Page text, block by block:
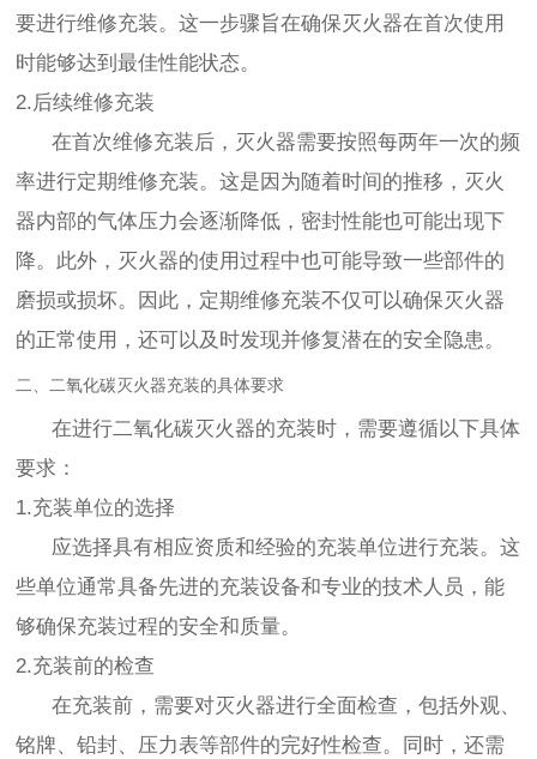
要进行维修充装。这一步骤旨在确保灭火器在首次使用
时能够达到最佳性能状态。
2.后续维修充装
在首次维修充装后，灭火器需要按照每两年一次的频
率进行定期维修充装。这是因为随着时间的推移，灭火
器内部的气体压力会逐渐降低，密封性能也可能出现下
降。此外，灭火器的使用过程中也可能导致一些部件的
磨损或损坏。因此，定期维修充装不仅可以确保灭火器
的正常使用，还可以及时发现并修复潜在的安全隐患。
二、二氧化碳灭火器充装的具体要求
在进行二氧化碳灭火器的充装时，需要遵循以下具体
要求：
1.充装单位的选择
应选择具有相应资质和经验的充装单位进行充装。这
些单位通常具备先进的充装设备和专业的技术人员，能
够确保充装过程的安全和质量。
2.充装前的检查
在充装前，需要对灭火器进行全面检查，包括外观、
铭牌、铅封、压力表等部件的完好性检查。同时，还需